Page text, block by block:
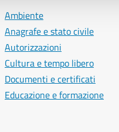
Ambiente
Anagrafe e stato civile
Autorizzazioni
Cultura e tempo libero
Documenti e certificati
Educazione e formazione